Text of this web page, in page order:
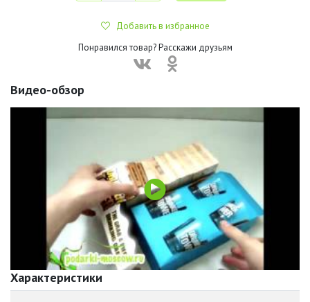
Добавить в избранное
Понравился товар? Расскажи друзьям
Видео-обзор
Характеристики